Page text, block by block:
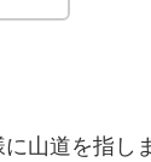
山道を指し